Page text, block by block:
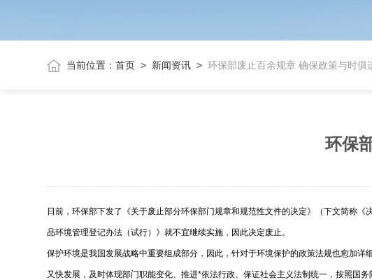
当前位置：首页 > 新闻资讯 >环保部废止百余规章 确保政策与时俱
环保
日前，环保部下发了《关于废止部分环保部门规章和规范性文件的决定》（下文简称
品环境管理登记办法（试行）》就不宜继续实施，因此决定废止。
保护环境是我国发展战略中重要组成部分，因此，针对于环境保护的政策法规也愈加
又快发展，及时体现部门职能变化、推进*依法行政、保证社会主义法制统一，按照国